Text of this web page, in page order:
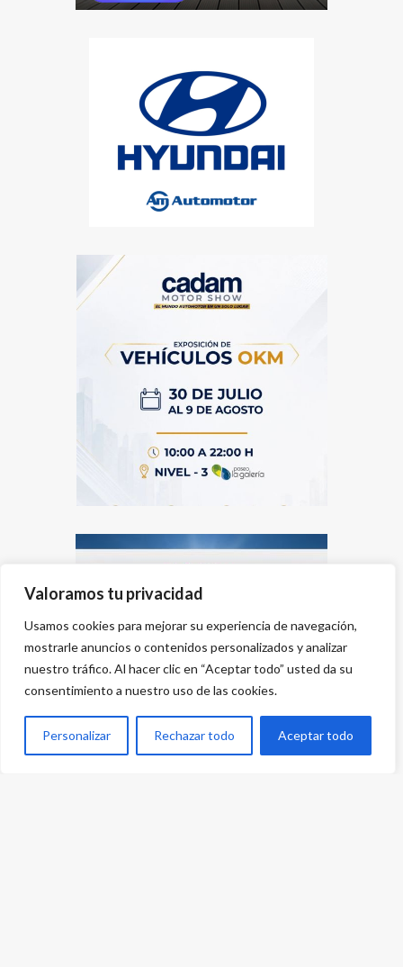
Valoramos tu privacidad
Usamos cookies para mejorar su experiencia de navegación,
mostrarle anuncios o contenidos personalizados y analizar
nuestro tráfico. Al hacer clic en “Aceptar todo” usted da su
consentimiento a nuestro uso de las cookies.
Personalizar Rechazar todo Aceptar todo